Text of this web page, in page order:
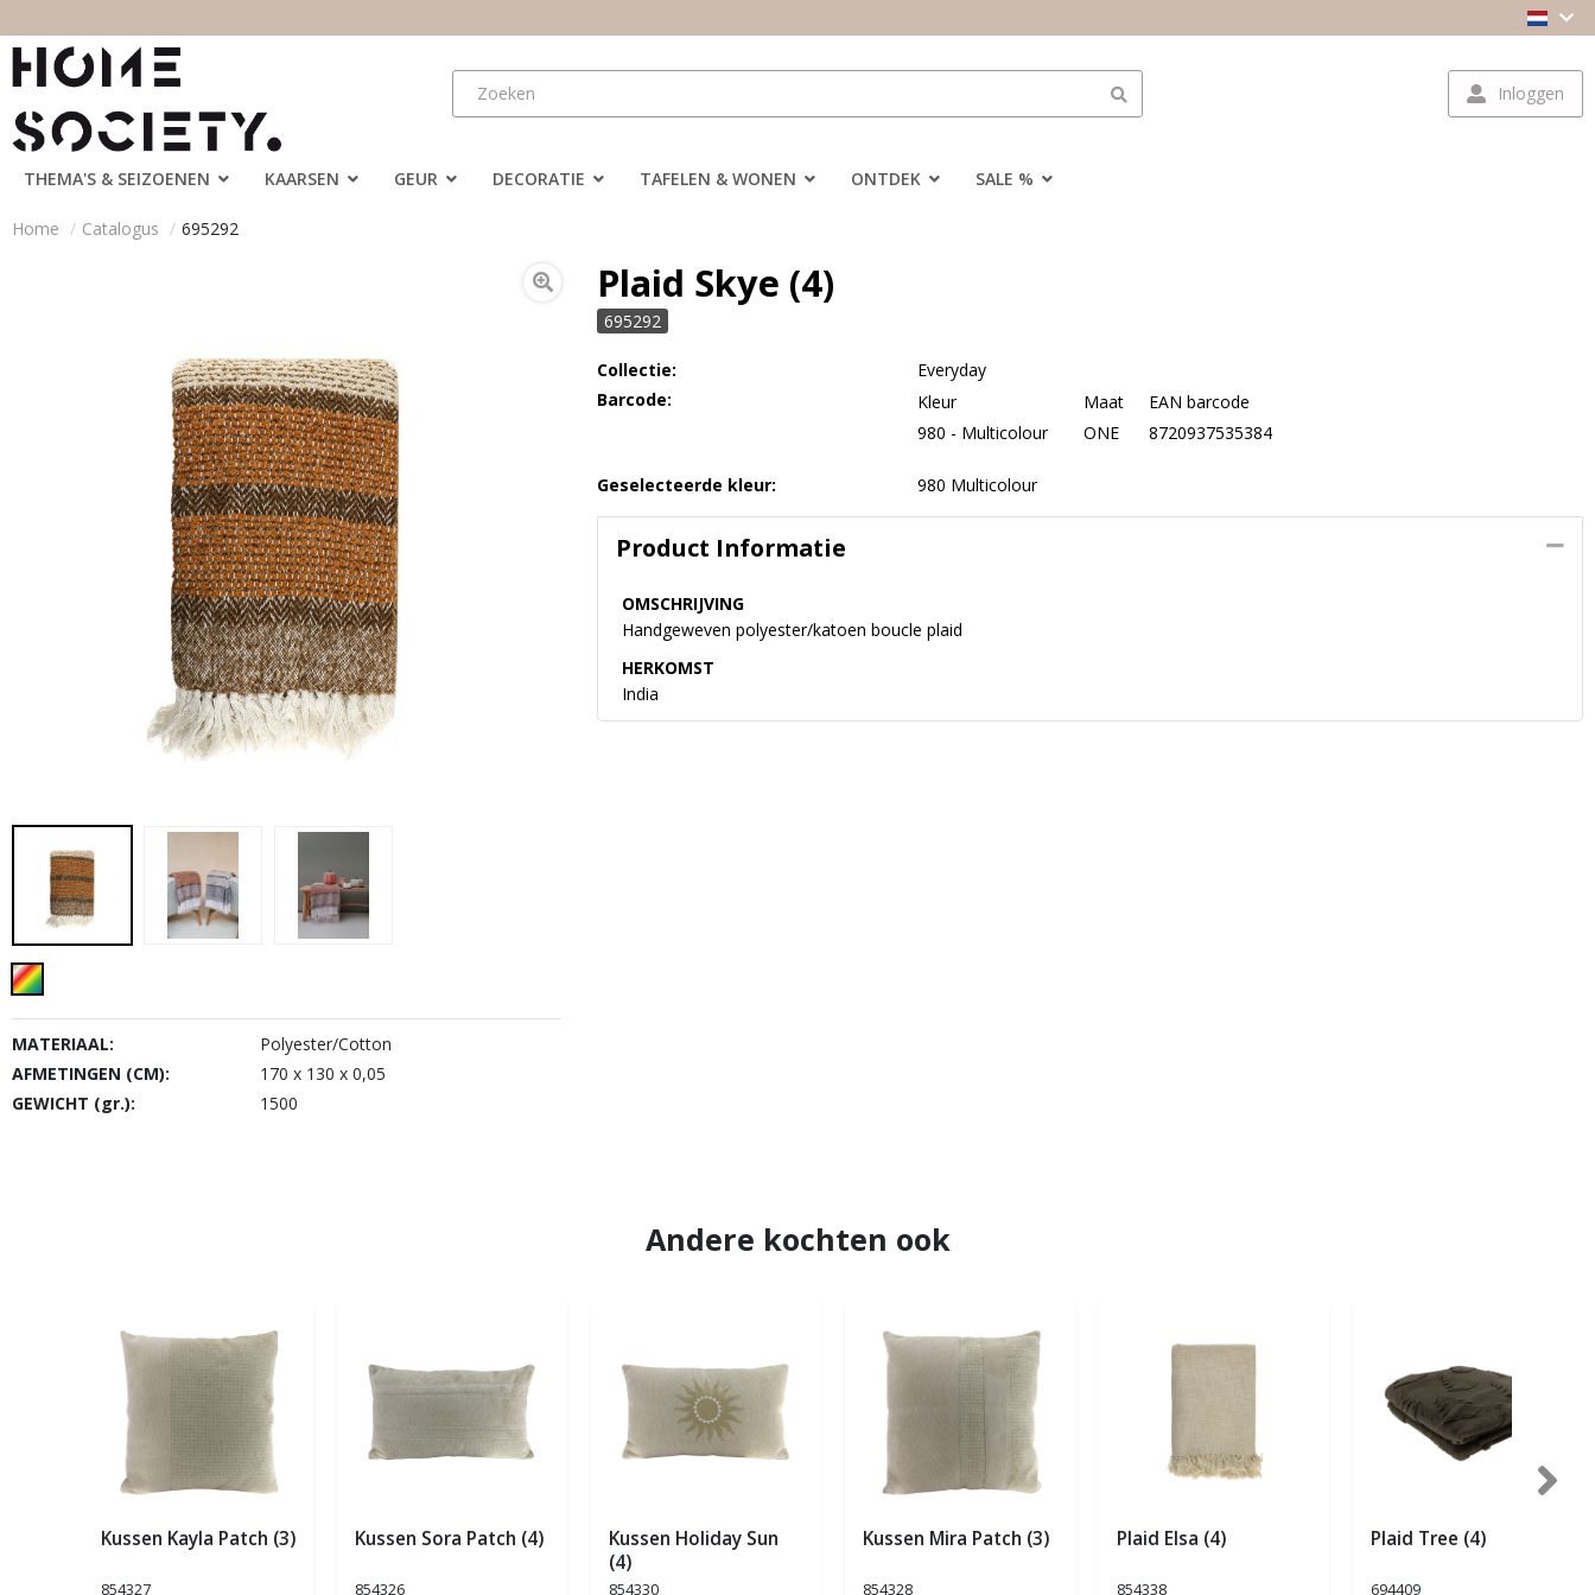
Inloggen
THEMA'S & SEIZOENEN KAARSEN GEUR DECORATIE TAFELEN & WONEN ONTDEK SALE %
Home Catalogus 695292
MATERIAAL:
Polyester/Cotton
AFMETINGEN (CM):
170 x 130 x 0,05
GEWICHT (gr.):
1500
Plaid Skye (4)
695292
Collectie:
Everyday
Barcode:
Kleur Maat
EAN barcode
980 - Multicolour
ONE 8720937535384
Geselecteerde kleur: 980 Multicolour
Product Informatie
OMSCHRIJVING
Handgeweven polyester/katoen boucle plaid
HERKOMST
India
Andere kochten ook
Kussen Kayla Patch (3)
854327
Kussen Sora Patch (4)
854326
Kussen Holiday Sun
(4)
854330
Kussen Mira Patch (3)
854328
Plaid Elsa (4)
854338
Plaid Tree (4)
694409